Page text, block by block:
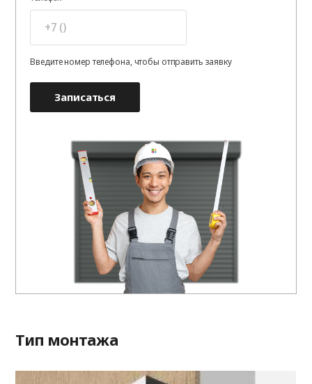
Введите номер телефона, чтобы отправить заявку
Записаться
Тип монтажа